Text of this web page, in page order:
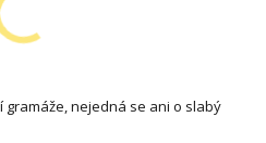
nejedná se ani o slabý